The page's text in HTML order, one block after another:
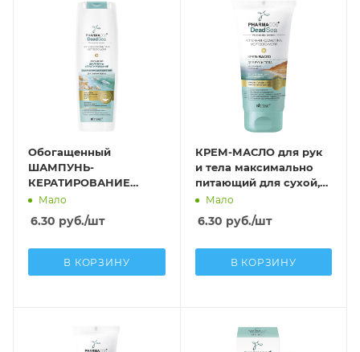
Обогащенный
ШАМПУНЬ-
КЕРАТИРОВАНИЕ
оздоравливающего
действия для сияния
волос
Мало
6.30 руб./шт
В КОРЗИНУ
КРЕМ-МАСЛО для рук
и тела максимально
питающий для сухой,
очень сухой и
атопичной кожи
Мало
6.30 руб./шт
В КОРЗИНУ